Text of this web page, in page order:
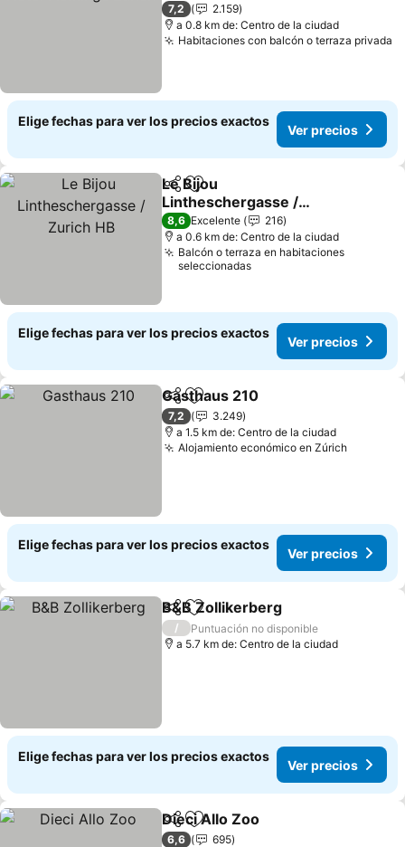
7,2
2.159
a 0.8 km de: Centro de la ciudad
Habitaciones con balcón o terraza privada
Elige fechas para ver los precios exactos
Ver precios
CompartirAgregar a favoritos
Le Bijou
Lintheschergasse /
Zurich HB
8,6 Excelente
216
a 0.6 km de: Centro de la ciudad
Balcón o terraza en habitaciones
seleccionadas
Elige fechas para ver los precios exactos
Ver precios
CompartirAgregar a favoritos
Gasthaus 210
7,2
3.249
a 1.5 km de: Centro de la ciudad
Alojamiento económico en Zúrich
Elige fechas para ver los precios exactos
Ver precios
CompartirAgregar a favoritos
B&B Zollikerberg
/
Puntuación no disponible
a 5.7 km de: Centro de la ciudad
Elige fechas para ver los precios exactos
Ver precios
CompartirAgregar a favoritos
Dieci Allo Zoo
6,6
695